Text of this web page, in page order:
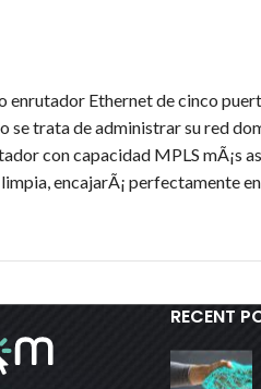
enrutador Ethernet de cinco
se trata de administrar su red
con capacidad MPLS mÃ¡s
encajarÃ¡ perfectamente
RECENT